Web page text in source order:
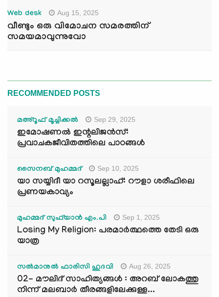
Web desk Aug 15, 2025
വീണ്ടും ഒരു വിമോചന സമരത്തിന്
സമയമാവുന്നുവോ
RECOMMENDED POSTS
മഅ്റൂഫ് മൂച്ചിക്കല്‍ Sep 29, 2025
ഇമോഷണൽ ഇന്റലിജൻസ്:
പ്രവാചകജീവിതത്തിലെ പാഠങ്ങൾ
സൈനബ് മുഹമ്മദ് Sep 10, 2025
യാ സയ്യിദീ യാ റസൂലല്ലാഹ്: റൗളാ ശരീഫിലെ
പ്രണയകാവ്യം
മുഹമ്മദ് സുഫ്‌യാൻ എം.പി Sep 1, 2025
Losing My Religion: പരമാർത്ഥത്തെ തേടി ഒരു
യാത്ര
സൽമാനുൽ ഫാരിസി ഹുദവി Aug 26, 2025
02- മൗലിദ് സാഹിത്യങ്ങൾ : അറബ് ലോകത്തു
നിന്ന് മലബാർ തീരങ്ങളിലേക്കുള്ള...